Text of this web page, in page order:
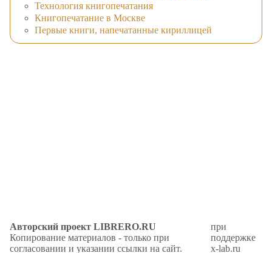
Технология книгопечатания
Книгопечатание в Москве
Первые книги, напечатанные кириллицей
Авторский проект LIBRERO.RU
Копирование материалов - только при
согласовании и указании ссылки на сайт.
при
поддержке
x-lab.ru